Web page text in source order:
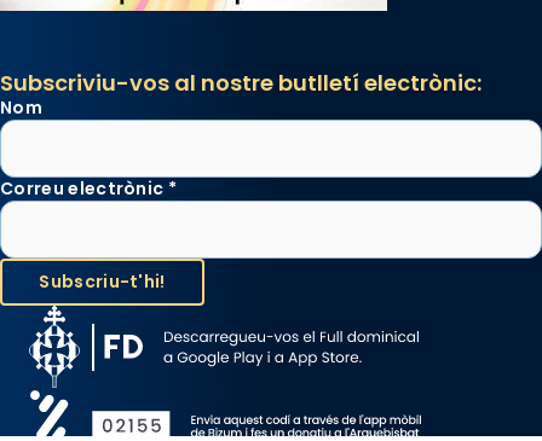
Subscriviu-vos al nostre butlletí electrònic:
Nom
Correu electrònic *